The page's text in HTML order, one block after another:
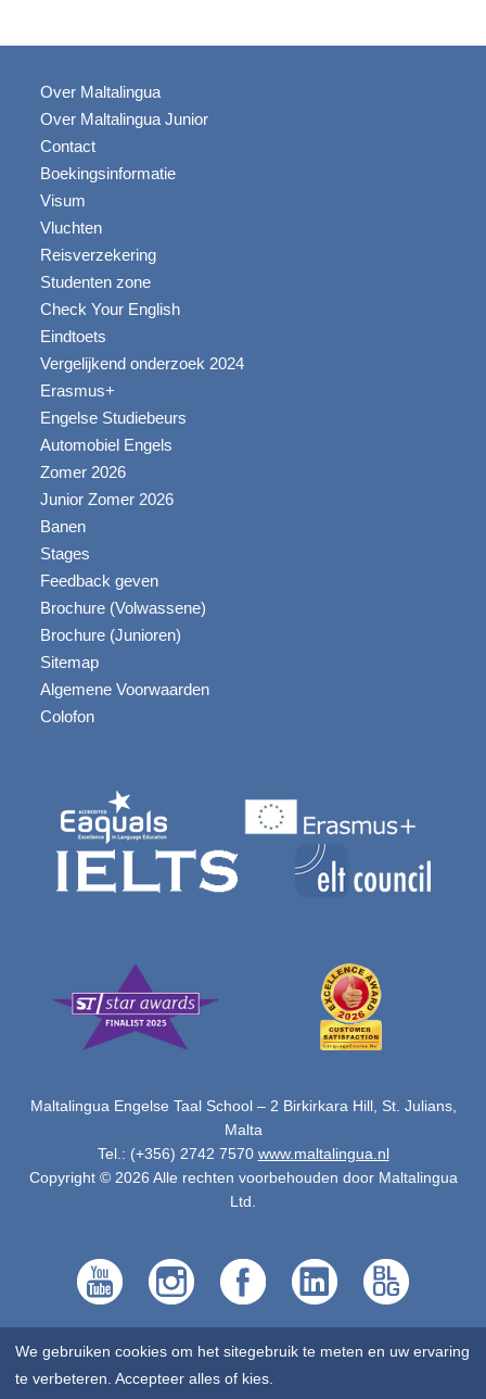
Over Maltalingua
Over Maltalingua Junior
Contact
Boekingsinformatie
Visum
Vluchten
Reisverzekering
Studenten zone
Check Your English
Eindtoets
Vergelijkend onderzoek 2024
Erasmus+
Engelse Studiebeurs
Automobiel Engels
Zomer 2026
Junior Zomer 2026
Banen
Stages
Feedback geven
Brochure (Volwassene)
Brochure (Junioren)
Sitemap
Algemene Voorwaarden
Colofon
Maltalingua Engelse Taal School – 2 Birkirkara Hill, St. Julians,
Malta
Tel.: (+356) 2742 7570 www.maltalingua.nl
Copyright © 2026 Alle rechten voorbehouden door Maltalingua
Ltd.
We gebruiken cookies om het sitegebruik te meten en uw ervaring
te verbeteren. Accepteer alles of kies.